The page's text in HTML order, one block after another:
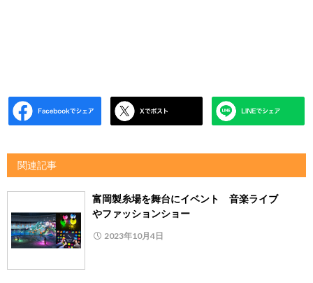
関連記事
富岡製糸場を舞台にイベント 音楽ライブ
やファッションショー
2023年10月4日